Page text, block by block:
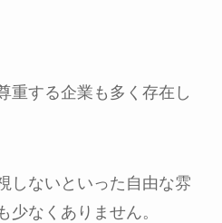
重する企業も多く存在し
しないといった自由な雰
少なくありません。